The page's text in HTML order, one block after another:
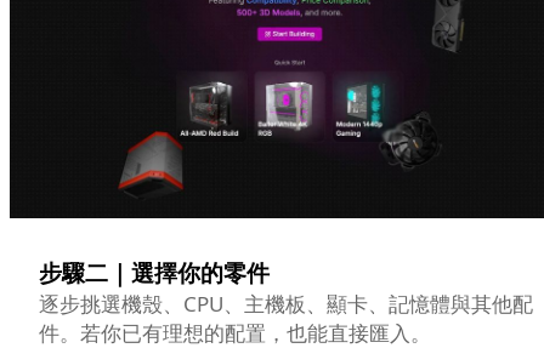
步驟二｜選擇你的零件
逐步挑選機殼、CPU、主機板、顯卡、記憶體與其他配
件。若你已有理想的配置，也能直接匯入。